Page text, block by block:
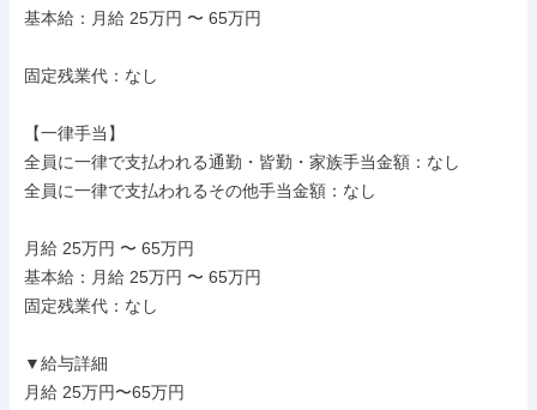
基本給：月給 25万円 〜 65万円
固定残業代：なし
【一律手当】
全員に一律で支払われる通勤・皆勤・家族手当金額：なし
全員に一律で支払われるその他手当金額：なし
月給 25万円 〜 65万円
基本給：月給 25万円 〜 65万円
固定残業代：なし
▼給与詳細
月給 25万円〜65万円